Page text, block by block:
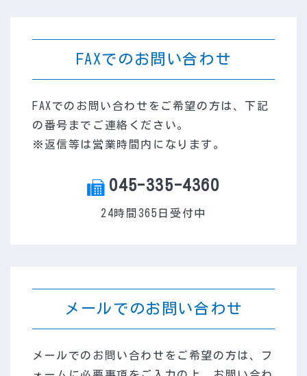
FAXでのお問い合わせ
FAXでのお問い合わせをご希望の方は、下記
の番号までご連絡ください。
※返信等は営業時間内になります。
FAX
045-335-4360
24時間365日受付中
メールでのお問い合わせ
メールでのお問い合わせをご希望の方は、フ